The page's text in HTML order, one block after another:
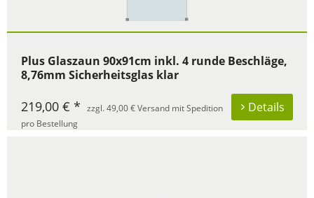
Plus Glaszaun 90x91cm inkl. 4 runde Beschläge,
8,76mm Sicherheitsglas klar
Details
219,00 € * zzgl. 49,00 € Versand mit Spedition
pro Bestellung